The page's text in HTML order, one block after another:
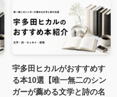
宇多田ヒカルがおすすめす
る本10選【唯一無二のシン
ガーが薦める文学と詩の名